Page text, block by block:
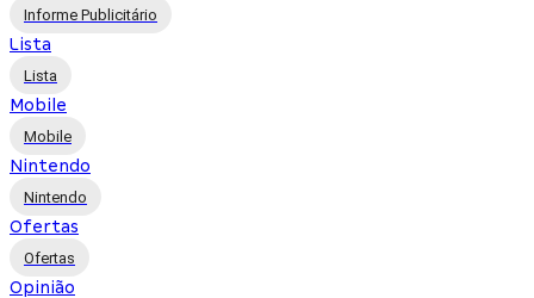
Informe Publicitário
Lista
Lista
Mobile
Mobile
Nintendo
Nintendo
Ofertas
Ofertas
Opinião